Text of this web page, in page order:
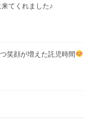
てくれました♪
笑顔が増えた託児時間